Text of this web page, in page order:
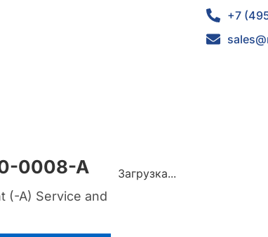
+7
0008-A
(-A) Service and
Загрузка...